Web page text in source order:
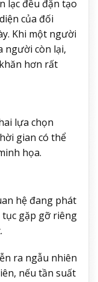
lạc đều đặn tạo
của đối
Khi một người
người còn lại,
hơn rất
lựa chọn
gian có thể
họa.
hệ đang phát
gặp gỡ riêng
ra ngẫu nhiên
nếu tần suất